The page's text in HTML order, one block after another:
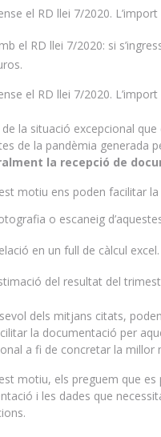
el RD llei 7/2020.
el RD llei 7/2020: si
el RD llei 7/2020.
de la situació excepcional
de la pandèmia generada
la recepció de
motiu ens poden facilitar
o escaneig
en un full de càlcul excel.
del resultat del
dels mitjans citats,
la documentació per
a fi de concretar la millor
motiu, els preguem que
i les dades que